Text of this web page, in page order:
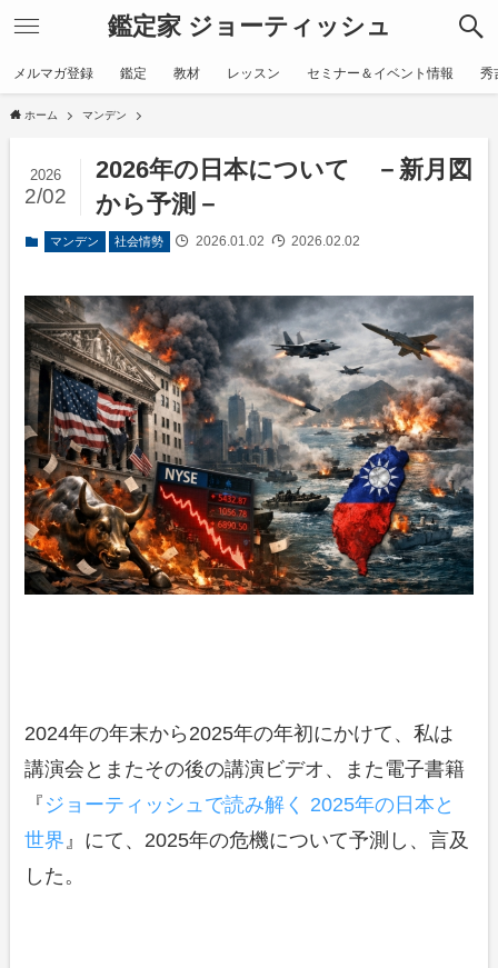
鑑定家 ジョーティッシュ
メルマガ登録 鑑定 教材 レッスン セミナー＆イベント情報 秀
ホーム マンデン
2026年の日本について －新月図
から予測－
2026
2/02
マンデン 社会情勢 2026.01.02 2026.02.02
2024年の年末から2025年の年初にかけて、私は
講演会とまたその後の講演ビデオ、また電子書籍
『 ジョーティッシュで読み解く 2025年の日本と
世界』にて、2025年の危機について予測し、言及
した。